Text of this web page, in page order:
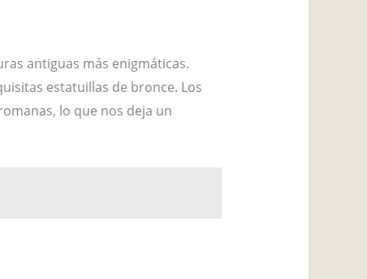
antiguas más enigmáticas.
estatuillas de bronce. Los
lo que nos deja un